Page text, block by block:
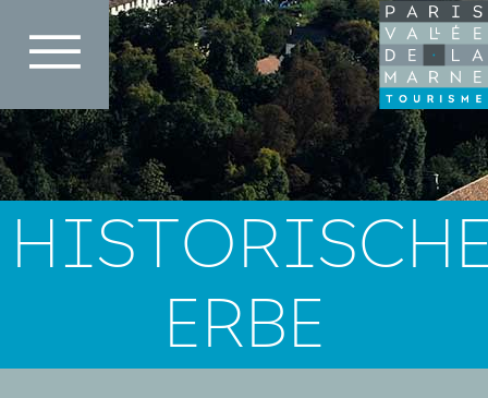
zum
Inhalt
ERBE